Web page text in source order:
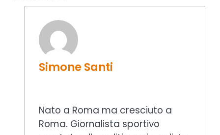
Simone Santi
Nato a Roma ma cresciuto a
Roma. Giornalista sportivo